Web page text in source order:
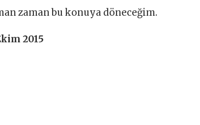
zaman bu konuya döneceğim.
2015